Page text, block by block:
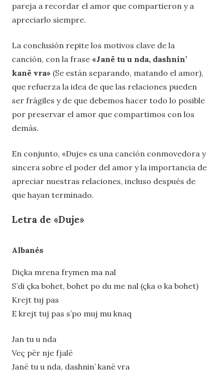
pareja a recordar el amor que compartieron y a
apreciarlo siempre.
La conclusión repite los motivos clave de la
canción, con la frase «Janë tu u nda, dashnin’
kanë vra» (Se están separando, matando el amor),
que refuerza la idea de que las relaciones pueden
ser frágiles y de que debemos hacer todo lo posible
por preservar el amor que compartimos con los
demás.
En conjunto, «Duje» es una canción conmovedora y
sincera sobre el poder del amor y la importancia de
apreciar nuestras relaciones, incluso después de
que hayan terminado.
Letra de «Duje»
Albanés
Diçka mrena frymen ma nal
S’di çka bohet, bohet po du me nal (çka o ka bohet)
Krejt tuj pas
E krejt tuj pas s’po muj mu knaq
Jan tu u nda
Veç për nje fjalë
Janë tu u nda, dashnin’ kanë vra